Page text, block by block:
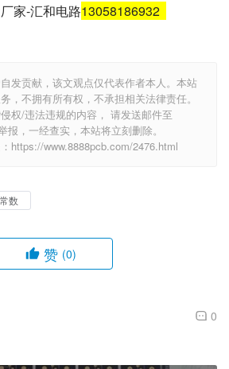
家-汇和电路13058186932
发贡献，该文观点仅代表作者本人。本站
，不拥有所有权，不承担相关法律责任。
权/违法违规的内容， 请发送邮件至
报，一经查实，本站将立刻删除。
https://www.8888pcb.com/2476.html
常数
赞 (0)
0